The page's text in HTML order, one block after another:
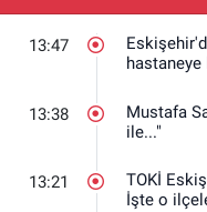
13:47
hastaneye
13:38
Mustafa
ile..."
13:21
TOKİ
İşte o